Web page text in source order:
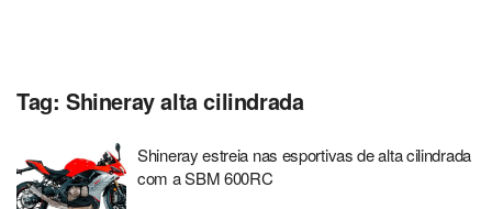
Tag: Shineray alta cilindrada
Shineray estreia nas esportivas de alta cilindrada
com a SBM 600RC